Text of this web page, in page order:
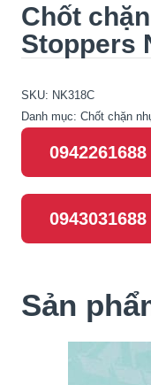
Chốt
Stoppers
SKU: NK318C
Danh mục: Chốt chặn
0942261688
0943031688
Sản